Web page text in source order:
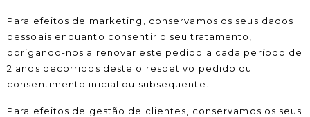
Para efeitos de marketing, conservamos os seus dados
pessoais enquanto consentir o seu tratamento,
obrigando-nos a renovar este pedido a cada período de
2 anos decorridos deste o respetivo pedido ou
consentimento inicial ou subsequente.
Para efeitos de gestão de clientes, conservamos os seus